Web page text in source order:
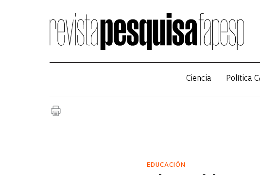
Ciencia Política
EDUCACIÓN